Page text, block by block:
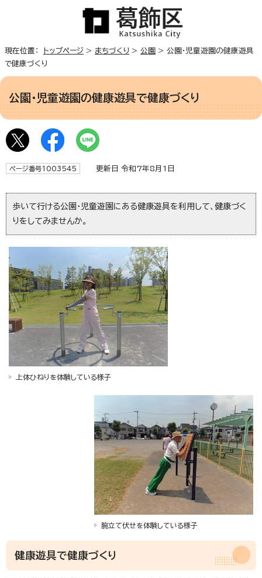
現在位置： トップページ > まちづくり > 公園 > 公園・児童遊園の健康遊具
で健康づくり
公園・児童遊園の健康遊具で健康づくり
ページ番号1003545 更新日 令和7年8月1日
歩いて行ける公園・児童遊園にある健康遊具を利用して、健康づく
りをしてみませんか。
上体ひねりを体験している様子
腕立て伏せを体験している様子
健康遊具で健康づくり